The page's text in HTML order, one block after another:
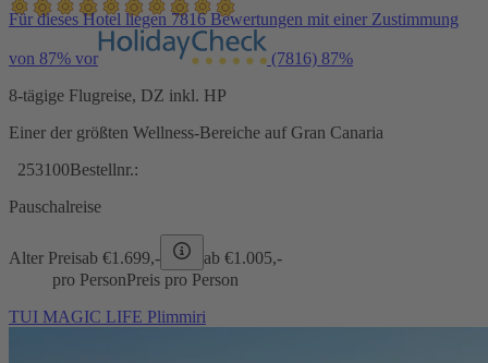
Für dieses Hotel liegen 7816 Bewertungen mit einer Zustimmung
von 87% vor (7816) 87%
8-tägige Flugreise, DZ inkl. HP
Einer der größten Wellness-Bereiche auf Gran Canaria
253100Bestellnr.:
Pauschalreise
Alter Preisab €1.699,- ab €1.005,-
pro PersonPreis pro Person
TUI MAGIC LIFE Plimmiri